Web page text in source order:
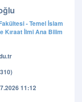
- Temel İslam
Kıraat İlmi Ana Bilim
11:12